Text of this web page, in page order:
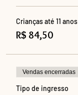
Crianças até 11 anos
R$ 84,50
Vendas encerradas
Tipo de ingresso